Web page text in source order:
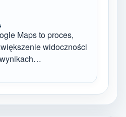
Maps to proces,
widoczności